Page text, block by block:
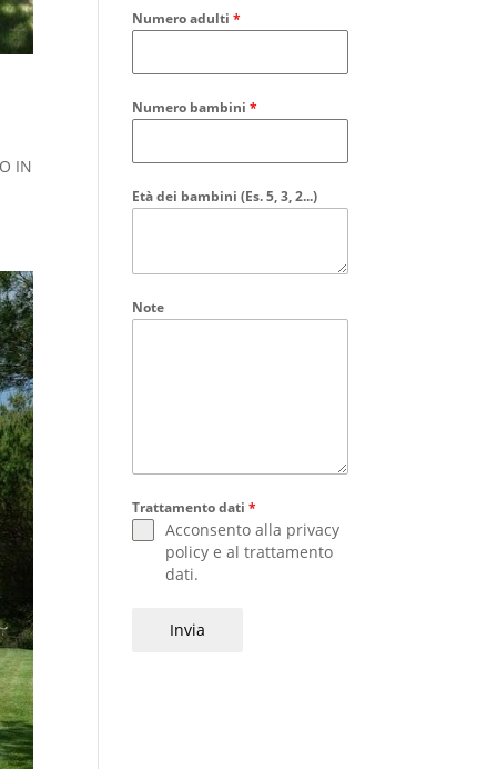
IN
Numero adulti*
Numero bambini*
Età dei bambini (Es. 5, 3, 2...)
Note
Trattamento dati*
Acconsento alla privacy
policy e altrattamento
dati.
Invia